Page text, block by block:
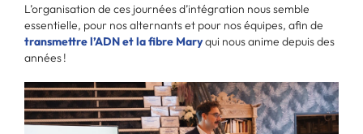
L’organisation de ces journées d’intégration nous semble
essentielle, pour nos alternants et pour nos équipes, afin de
transmettre l’ADN et la fibre Maryqui nous anime depuis des
années !